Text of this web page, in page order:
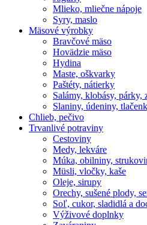
Mlieko, mliečne nápoje
Syry, maslo
Mäsové výrobky
Bravčové mäso
Hovädzie mäso
Hydina
Maste, oškvarky
Paštéty, nátierky
Salámy, klobásy, párky,
Slaniny, údeniny,
Chlieb, pečivo
Trvanlivé potraviny
Cestoviny
Medy, lekváre
Múka, obilniny,
Müsli, vločky, kaše
Oleje, sirupy
Orechy, sušené plody,
Soľ, cukor, sladidlá a
Výživové doplnky